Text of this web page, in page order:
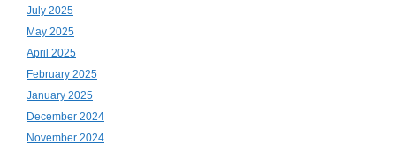
July 2025
May 2025
April 2025
February 2025
January 2025
December 2024
November 2024